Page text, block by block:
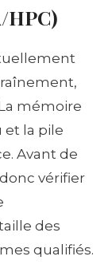
mémoire
et la pile
Avant de
vérifier
des
qualifiés.